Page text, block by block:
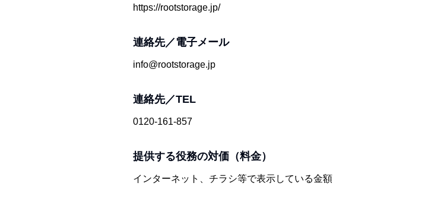
https://rootstorage.jp/
連絡先／電子メール
info@rootstorage.jp
連絡先／TEL
0120-161-857
提供する役務の対価（料金）
インターネット、チラシ等で表示している金額